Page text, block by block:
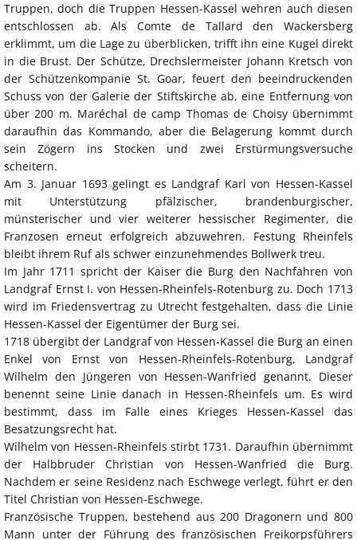
Truppen, doch die Truppen Hessen-Kassel wehren auch diesen
entschlossen ab. Als Comte de Tallard den Wackersberg
erklimmt, um die Lage zu überblicken, trifft ihn eine Kugel direkt
in die Brust. Der Schütze, Drechslermeister Johann Kretsch von
der Schützenkompanie St. Goar, feuert den beeindruckenden
Schuss von der Galerie der Stiftskirche ab, eine Entfernung von
über 200 m. Maréchal de camp Thomas de Choisy übernimmt
daraufhin das Kommando, aber die Belagerung kommt durch
sein Zögern ins Stocken und zwei Erstürmungsversuche
scheitern.
Am 3. Januar 1693 gelingt es Landgraf Karl von Hessen-Kassel
mit Unterstützung pfälzischer, brandenburgischer,
münsterischer und vier weiterer hessischer Regimenter, die
Franzosen erneut erfolgreich abzuwehren. Festung Rheinfels
bleibt ihrem Ruf als schwer einzunehmendes Bollwerk treu.
Im Jahr 1711 spricht der Kaiser die Burg den Nachfahren von
Landgraf Ernst I. von Hessen-Rheinfels-Rotenburg zu. Doch 1713
wird im Friedensvertrag zu Utrecht festgehalten, dass die Linie
Hessen-Kassel der Eigentümer der Burg sei.
1718 übergibt der Landgraf von Hessen-Kassel die Burg an einen
Enkel von Ernst von Hessen-Rheinfels-Rotenburg, Landgraf
Wilhelm den Jüngeren von Hessen-Wanfried genannt. Dieser
benennt seine Linie danach in Hessen-Rheinfels um. Es wird
bestimmt, dass im Falle eines Krieges Hessen-Kassel das
Besatzungsrecht hat.
Wilhelm von Hessen-Rheinfels stirbt 1731. Daraufhin übernimmt
der Halbbruder Christian von Hessen-Wanfried die Burg.
Nachdem er seine Residenz nach Eschwege verlegt, führt er den
Titel Christian von Hessen-Eschwege.
Französische Truppen, bestehend aus 200 Dragonern und 800
Mann unter der Führung des französischen Freikorpsführers